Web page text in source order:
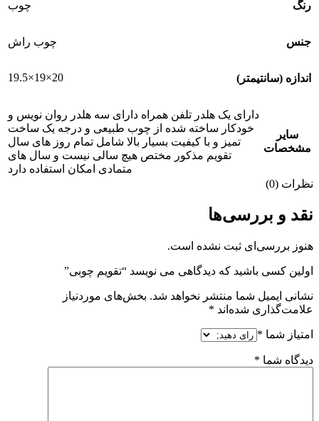
رنگ
چوب
جنس چوب راش
اندازه (سانتیمتر) 20×19×19.5
سایر
مشخصات
دارای یک هلدر تلفن همراه دارای سه هلدر روان نویس و
خودکار ساخته شده از چوب طبیعی و درجه یک ساخت
تمیز و با کیفیت بسیار بالا شامل تمام روز های سال
تقویم مذکور مختص هیچ سالی نیست و سال های
متمادی امکان استفاده دارد
نظرات (0)
نقد و بررسی‌ها
هنوز بررسی‌ای ثبت نشده است.
اولین کسی باشید که دیدگاهی می نویسد “تقویم چوبی”
نشانی ایمیل شما منتشر نخواهد شد. بخش‌های موردنیاز
علامت‌گذاری شده‌اند *
امتیاز شما *
دیدگاه شما *